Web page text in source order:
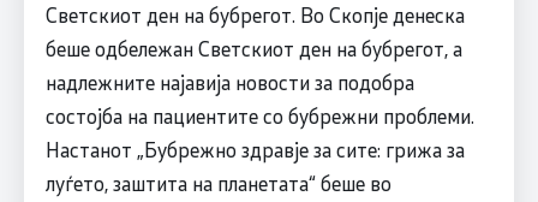
Светскиот ден на бубрегот. Во Скопје денеска
беше одбележан Светскиот ден на бубрегот, а
надлежните најавија новости за подобра
состојба на пациентите со бубрежни проблеми.
Настанот „Бубрежно здравје за сите: грижа за
луѓето, заштита на планетата“ беше во